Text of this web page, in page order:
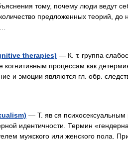
тому, почему люди ведут
предложенных теорий, до
therapies) — К. т. группа
процессам как
и эмоции являются гл. обр.
— Т. яв ся психосексуальным
идентичности. Термин
мужского или женского пола.